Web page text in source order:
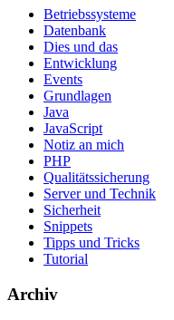
Betriebssysteme
Datenbank
Dies und das
Entwicklung
Events
Grundlagen
Java
JavaScript
Notiz an mich
PHP
Qualitätssicherung
Server und Technik
Sicherheit
Snippets
Tipps und Tricks
Tutorial
Archiv